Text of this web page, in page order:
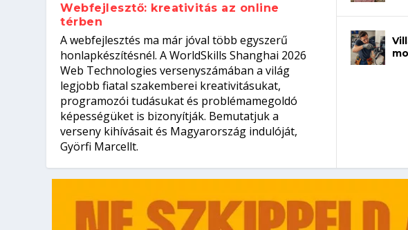
Kitalálod, mire használják ezeket a gépeket?
Írta: Tóth Mónika |2026. augusztus. 4.| Kvíz
Nem sikerült az egyetemi felvételi? Tanulj
Írta: Oláh Erika |2026. augusztus. 4.| Iskolák
Szoftverfejlesztő: verseny kódban – amikor
el a világversenyt...
Írta: Szakmát Szerzek | 2026. augusztus. 3.| Mi leszek?
Digitális detox – hogyan kapcsolódj ki
Írta: Oláh Erika |2026. augusztus. 3.| Egészség
Webfejlesztő: kreativitás az online
térben
A webfejlesztés ma már jóval több egyszerű
honlapkészítésnél. A WorldSkills Shanghai 2026
Web Technologies versenyszámában a világ
legjobb fiatal szakemberei kreativitásukat,
programozói tudásukat és problémamegoldó
képességüket is bizonyítják. Bemutatjuk a
verseny kihívásait és Magyarország indulóját,
Györfi Marcellt.